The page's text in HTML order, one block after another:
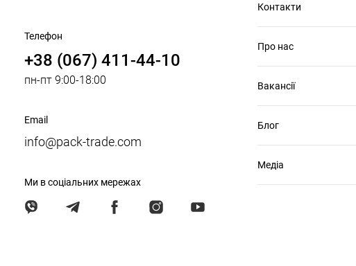
Телефон
+38 (067) 411-44-10
пн-пт 9:00-18:00
Email
info@pack-trade.com
Ми в соціальних мережах
Контакти
Про нас
Вакансії
Блог
Медіа